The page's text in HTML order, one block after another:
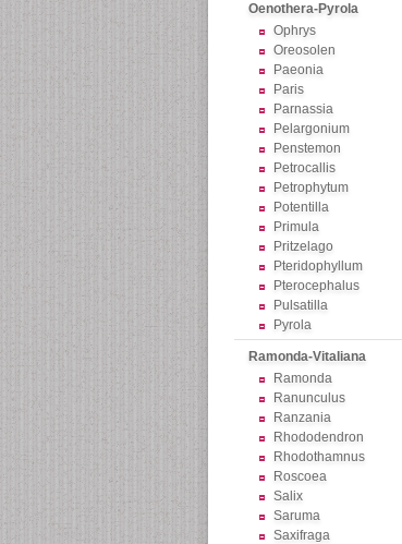
Oenothera-Pyrola
Ophrys
Oreosolen
Paeonia
Paris
Parnassia
Pelargonium
Penstemon
Petrocallis
Petrophytum
Potentilla
Primula
Pritzelago
Pteridophyllum
Pterocephalus
Pulsatilla
Pyrola
Ramonda-Vitaliana
Ramonda
Ranunculus
Ranzania
Rhododendron
Rhodothamnus
Roscoea
Salix
Saruma
Saxifraga